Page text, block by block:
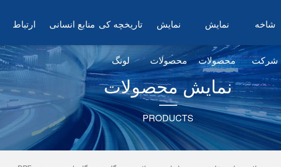
شاخه
شرکت
نمایش
محصولات
نمایش
محصولات
تاریخچه کی
لونگ
منابع انسانی ارتباط
سرمایه گذار
نمایش محصولات
PRODUCTS